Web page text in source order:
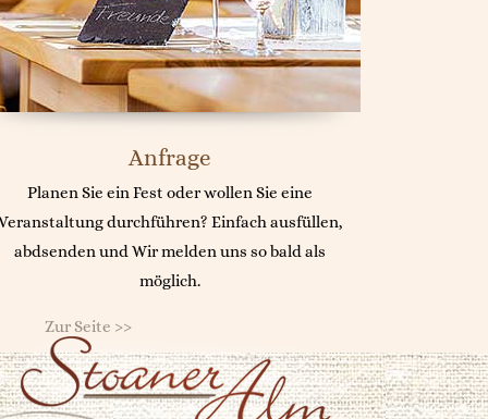
Anfrage
Planen Sie ein Fest oder wollen Sie eine
durchführen? Einfach ausfüllen,
abdsenden und Wir melden uns so bald als
möglich.
Zur Seite >>